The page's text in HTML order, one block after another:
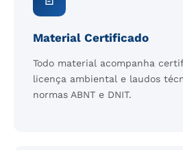
Material Certificado
Todo material acompanha
licença ambiental e laudos
normas ABNT e DNIT.